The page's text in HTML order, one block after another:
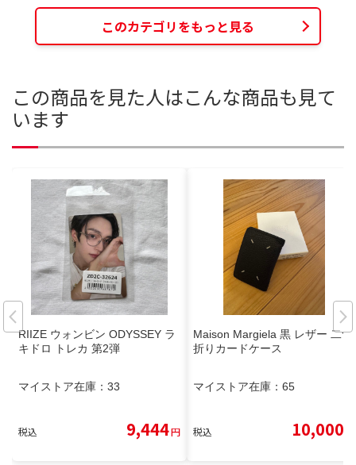
このカテゴリをもっと見る
この商品を見た人はこんな商品も見て
います
RIIZE ウォンビン ODYSSEY ラ
キドロ トレカ 第2弾
マイストア在庫： 33
税込 9,444円
Maison Margiela 黒 レザー 二つ
折りカードケース
マイストア在庫： 65
税込 10,000